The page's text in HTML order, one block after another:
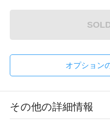
オプション
その他の詳細情報